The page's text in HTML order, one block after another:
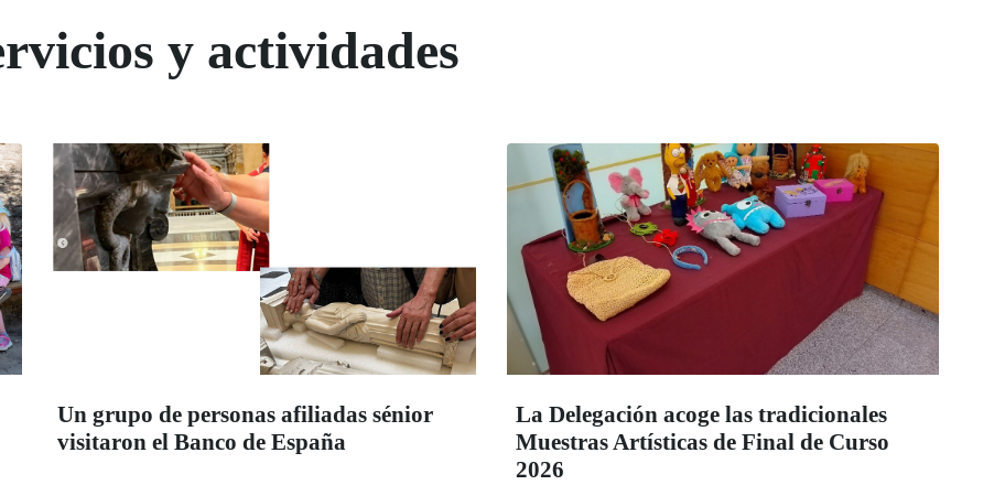
y actividades
Un grupo de personas afiliadas sénior
visitaron el Banco de España
La Delegación acoge las tradicionales
Muestras Artísticas de Final de Curso
2026